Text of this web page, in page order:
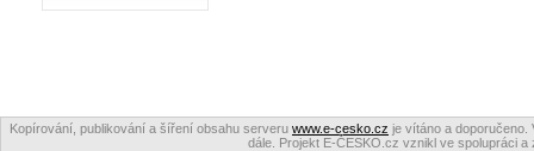
Kopírování, publikování a šíření obsahu serveru www.e-cesko.cz je vítáno a doporučeno.
dále. Projekt E-ČESKO.cz vznikl ve spolupráci